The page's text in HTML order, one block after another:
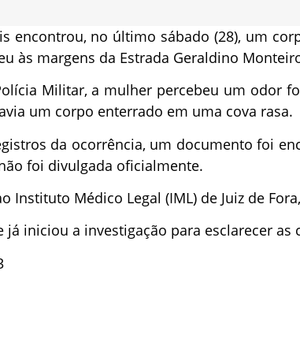
encontrou, no último sábado (28), um
às margens da Estrada Geraldino
Militar, a mulher percebeu um odor
um corpo enterrado em uma cova rasa.
da ocorrência, um documento foi
foi divulgada oficialmente.
Instituto Médico Legal (IML) de Juiz de
iniciou a investigação para esclarecer